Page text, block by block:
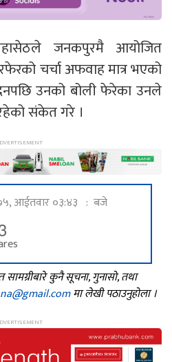
महासेठले जनकपुरमै आयोजित
चर्चा अफवाह मात्र भएको
उनको बोली फेरेका उनले
संकेत गरे ।
आईतवार ०३:४३ : बजे
कुनै सूचना, गुनासो, तथा
मा लेखी पठाउनुहोला ।